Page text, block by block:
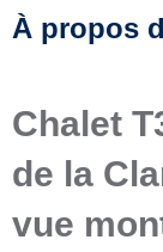
À propos
Chalet
de la
vue